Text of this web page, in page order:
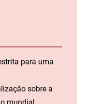
para uma
sobre a